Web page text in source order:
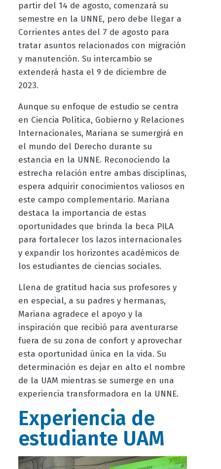
partir del 14 de agosto, comenzará su
semestre en la UNNE, pero debe llegar a
Corrientes antes del 7 de agosto para
tratar asuntos relacionados con migración
y manutención. Su intercambio se
extenderá hasta el 9 de diciembre de
2023.
Aunque su enfoque de estudio se centra
en Ciencia Política, Gobierno y Relaciones
Internacionales, Mariana se sumergirá en
el mundo del Derecho durante su
estancia en la UNNE. Reconociendo la
estrecha relación entre ambas disciplinas,
espera adquirir conocimientos valiosos en
este campo complementario. Mariana
destaca la importancia de estas
oportunidades que brinda la beca PILA
para fortalecer los lazos internacionales
y expandir los horizontes académicos de
los estudiantes de ciencias sociales.
Llena de gratitud hacia sus profesores y
en especial, a su padres y hermanas,
Mariana agradece el apoyo y la
inspiración que recibió para aventurarse
fuera de su zona de confort y aprovechar
esta oportunidad única en la vida. Su
determinación es dejar en alto el nombre
de la UAM mientras se sumerge en una
experiencia transformadora en la UNNE.
Experiencia de
estudiante UAM